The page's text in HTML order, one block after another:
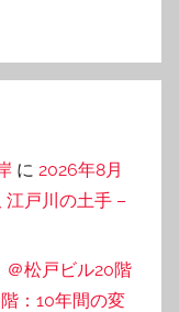
に 2026年8月
江戸川の土手 –
＠松戸ビル20階
：10年間の変